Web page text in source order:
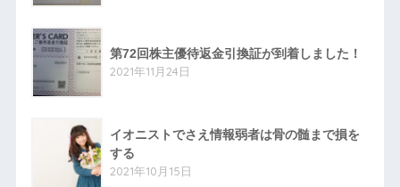
第72回株主優待返金引換証が到着しました！
2021年11月24日
イオニストでさえ情報弱者は骨の髄まで損を
する
2021年10月15日